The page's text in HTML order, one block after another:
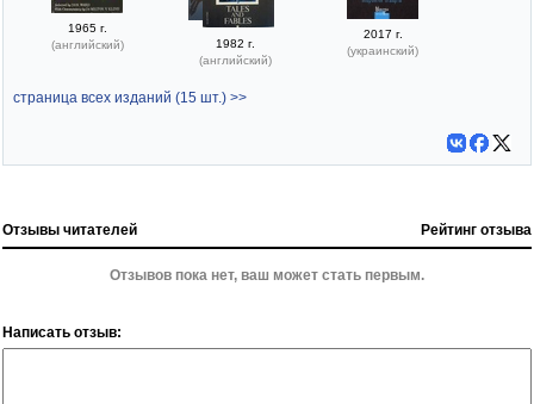
1965 г.
(английский)
1982 г.
(английский)
2017 г.
(украинский)
страница всех изданий (15 шт.) >>
Отзывы читателей Рейтинг отзыва
Отзывов пока нет, ваш может стать первым.
Написать отзыв: